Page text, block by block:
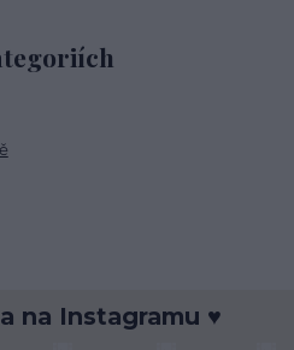
na Instagramu ♥